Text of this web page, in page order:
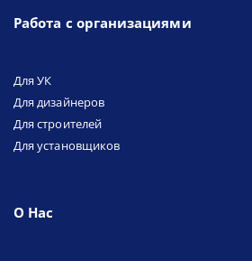
Работа с организациями
Для УК
Для дизайнеров
Для строителей
Для установщиков
О Нас